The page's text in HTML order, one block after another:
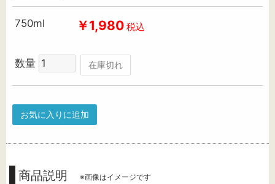
750ml ￥1,980 税込
数量 在庫切れ
お気に入りに追加
商品説明 ※画像はイメージです